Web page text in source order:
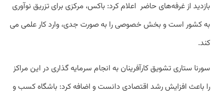
بازدید از غرفه‌های حاضر اعلام کرد: باکس، مرکزی برای تزریق نوآوری
به کشور است و بخش خصوصی را به صورت جدی، وارد کار علمی می
کند.
سورنا ستاری تشویق کارآفرینان به انجام سرمایه گذاری در این مراکز
را باعث افزایش رشد اقتصادی دانست و اضافه کرد: باشگاه کسب و